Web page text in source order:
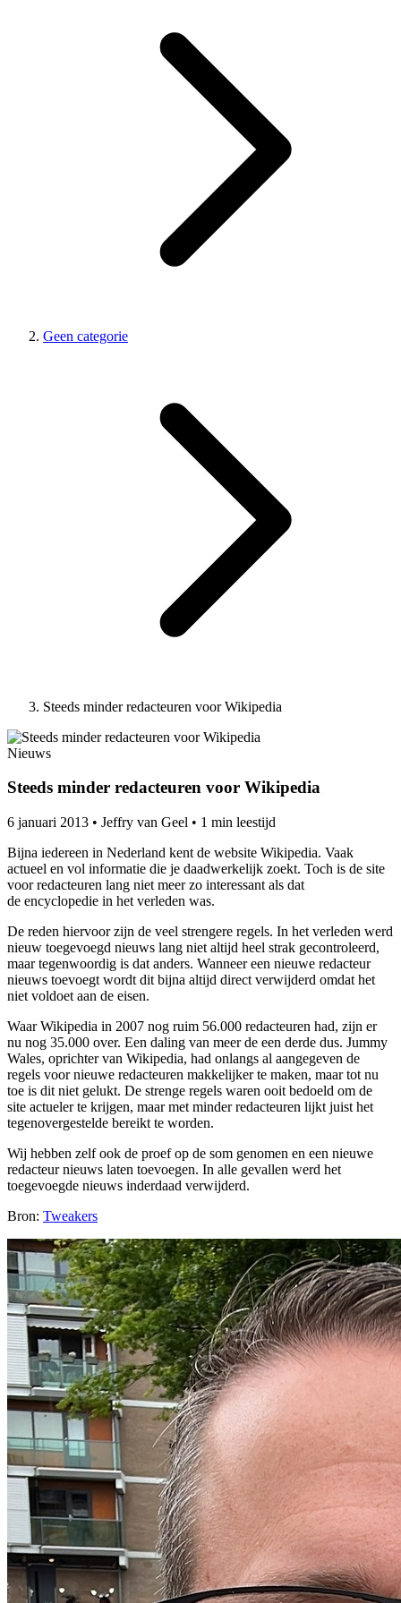
Geen categorie
Steeds minder redacteuren voor Wikipedia
Nieuws
Steeds minder redacteuren voor Wikipedia
6 januari 2013 • Jeffry van Geel • 1 min leestijd
Bijna iedereen in Nederland kent de website Wikipedia. Vaak
actueel en vol informatie die je daadwerkelijk zoekt. Toch is de site
voor redacteuren lang niet meer zo interessant als dat
de encyclopedie in het verleden was.
De reden hiervoor zijn de veel strengere regels. In het verleden werd
nieuw toegevoegd nieuws lang niet altijd heel strak gecontroleerd,
maar tegenwoordig is dat anders. Wanneer een nieuwe redacteur
nieuws toevoegt wordt dit bijna altijd direct verwijderd omdat het
niet voldoet aan de eisen.
Waar Wikipedia in 2007 nog ruim 56.000 redacteuren had, zijn er
nu nog 35.000 over. Een daling van meer de een derde dus. Jummy
Wales, oprichter van Wikipedia, had onlangs al aangegeven de
regels voor nieuwe redacteuren makkelijker te maken, maar tot nu
toe is dit niet gelukt. De strenge regels waren ooit bedoeld om de
site actueler te krijgen, maar met minder redacteuren lijkt juist het
tegenovergestelde bereikt te worden.
Wij hebben zelf ook de proef op de som genomen en een nieuwe
redacteur nieuws laten toevoegen. In alle gevallen werd het
toegevoegde nieuws inderdaad verwijderd.
Bron: Tweakers